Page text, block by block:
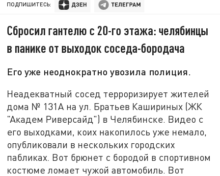
ПОДПИШИТЕСЬ:
Cбросил гантелю с 20-го этажа: челябинцы
в панике от выходок соседа-бородача
Его уже неоднократно увозила полиция.
Неадекватный сосед терроризирует жителей
дома № 131А на ул. Братьев Кашириных (ЖК
"Академ Риверсайд") в Челябинске. Видео с
его выходками, коих накопилось уже немало,
опубликовали в нескольких городских
пабликах. Вот брюнет с бородой в спортивном
костюме ломает чужой автомобиль. Вот